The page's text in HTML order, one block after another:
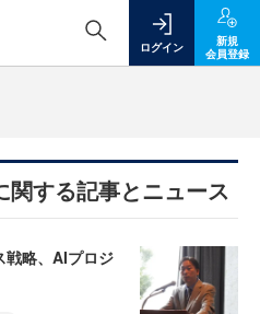
ログイン
新規
会員登録
関する記事とニュース
戦略、AIプロジ